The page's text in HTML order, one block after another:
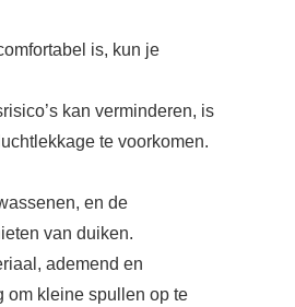
is, kun je
kan verminderen, is
te voorkomen.
en de
van duiken.
ademend en
om kleine spullen op te